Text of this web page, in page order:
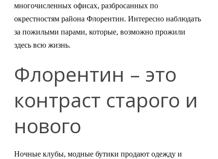
многочисленных офисах, разбросанных по
окрестностям района Флорентин. Интересно наблюдать
за пожилыми парами, которые, возможно прожили
здесь всю жизнь.
Флорентин – это
контраст старого и
нового
Ночные клубы, модные бутики продают одежду и